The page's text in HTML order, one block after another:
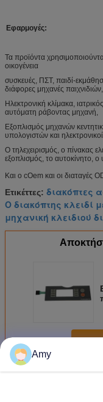
Εφαρμογές:
Τα προϊόντα
οικογένεια
συσκευές, ΠΣΤ, παιδί-
διάφορες μηχανές
Ηλεκτρονική κλίμακα,
αυτόματη ράβοντας μηχανή,
Εξοπλισμός μηχανών
υπολογιστών και
Ο τηλεχειρισμός, ο πίνακας
εξοπλισμός, το αυτοκίνητο,
Και ο cOem και οι διαταγές
Ετικέττες: διακόπτες
Ο διακόπτης κλειδί
μηχανική κλειδιού
Περισσότεροι
Amy